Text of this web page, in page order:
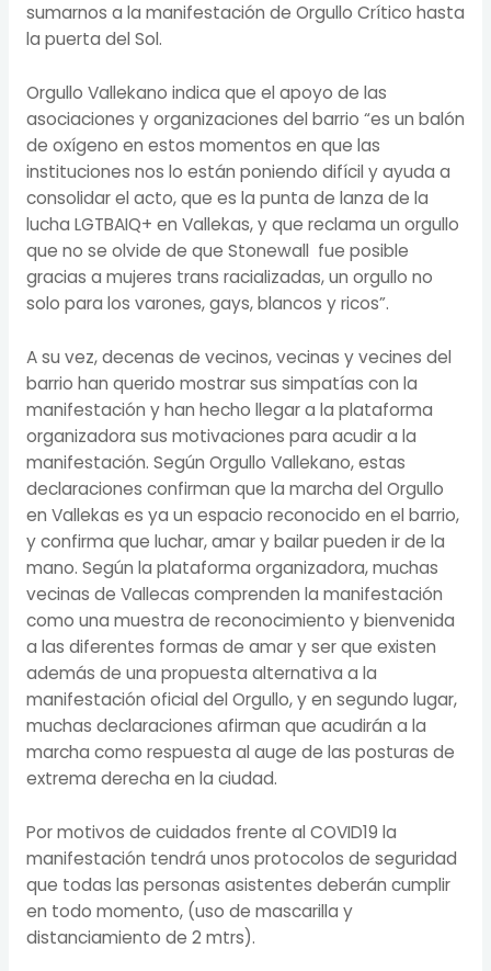
sumarnos a la manifestación de Orgullo Crítico hasta
la puerta del Sol.
Orgullo Vallekano indica que el apoyo de las
asociaciones y organizaciones del barrio “es un balón
de oxígeno en estos momentos en que las
instituciones nos lo están poniendo difícil y ayuda a
consolidar el acto, que es la punta de lanza de la
lucha LGTBAIQ+ en Vallekas, y que reclama un orgullo
que no se olvide de que Stonewall fue posible
gracias a mujeres trans racializadas, un orgullo no
solo para los varones, gays, blancos y ricos”.
A su vez, decenas de vecinos, vecinas y vecines del
barrio han querido mostrar sus simpatías con la
manifestación y han hecho llegar a la plataforma
organizadora sus motivaciones para acudir a la
manifestación. Según Orgullo Vallekano, estas
declaraciones confirman que la marcha del Orgullo
en Vallekas es ya un espacio reconocido en el barrio,
y confirma que luchar, amar y bailar pueden ir de la
mano. Según la plataforma organizadora, muchas
vecinas de Vallecas comprenden la manifestación
como una muestra de reconocimiento y bienvenida
a las diferentes formas de amar y ser que existen
además de una propuesta alternativa a la
manifestación oficial del Orgullo, y en segundo lugar,
muchas declaraciones afirman que acudirán a la
marcha como respuesta al auge de las posturas de
extrema derecha en la ciudad.
Por motivos de cuidados frente al COVID19 la
manifestación tendrá unos protocolos de seguridad
que todas las personas asistentes deberán cumplir
en todo momento, (uso de mascarilla y
distanciamiento de 2 mtrs).